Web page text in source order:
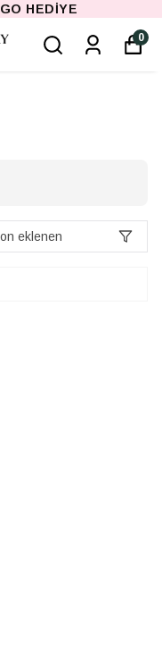
HEDIYE
0
eklenen